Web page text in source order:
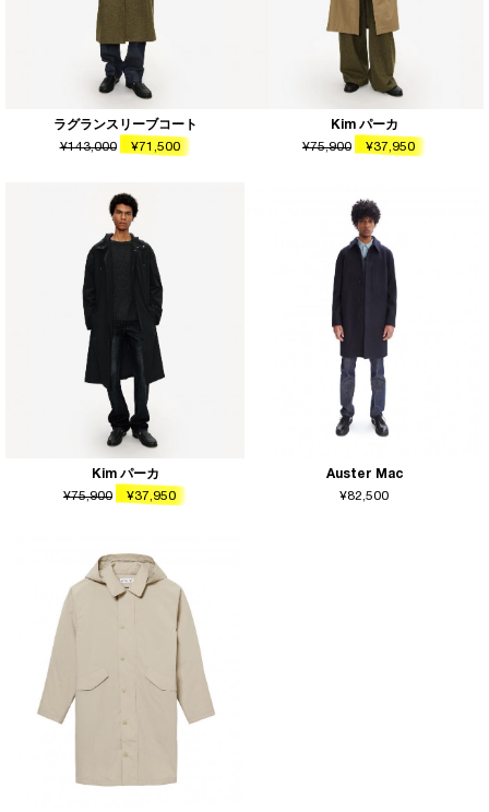
ラグランスリーブコート
¥143,000
¥71,500
Kim パーカ
¥75,900
¥37,950
Kim パーカ
¥75,900
¥37,950
Auster Mac
¥82,500